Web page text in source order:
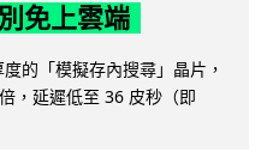
免上雲端
的「模擬存內搜尋」晶片，
，延遲低至 36 皮秒（即